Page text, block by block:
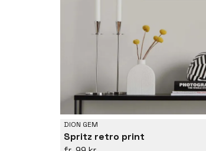
DION GEM
Spritz retro print